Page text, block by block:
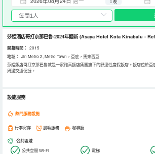
1 晚
莎婭酒店哥打京那巴魯-2024年翻新(Asaya Hotel Kota Kinabalu -
開幕時間： 2015
地址：
Jln Metro 2, Metro Town，亞庇，馬來西亞
莎婭飯店哥打京那巴魯就是一家雅高飯店集團旗下的舒適性度假飯店。飯店位於亞
周邊交通便捷。
哥打京那巴魯雅高娥凡嬌飯店共有103間全新裝修客房，各客房裝飾舒適簡單，
及免費洗漱用品。住店的差旅客人還能享受免費的無限網絡。飯店內設施繁多，
設施。
設施服務
熱門服務設施
行李寄存 晨喚服務 咖啡廳
公共區域
公共空間 Wi-Fi 電梯